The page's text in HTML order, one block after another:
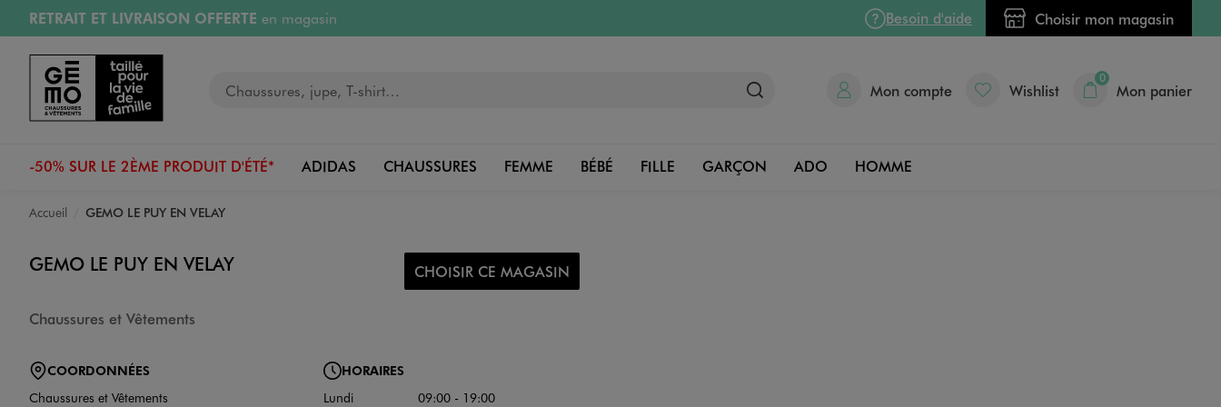
Aller au contenu principal
Aller à la navigation
RETRAIT ET LIVRAISON OFFERTE en magasin
Retours OFFERTSpendant 30 jours
PAYEZ EN 3x SANS FRAIS
dès 50€
RÉSERVATION GRATUITE
Besoin d'aide Choisir mon magasin
Mon compte Wishlist
0
Mon panier
-50% SUR LE 2ÈME PRODUIT D'ÉTÉ* ADIDAS CHAUSSURES FEMME BÉBÉ FILLE GARÇON ADO HOMME
Accueil GEMO LE PUY EN VELAY
GEMO LE PUY EN VELAY
Chaussures et Vêtements
CHOISIR CE MAGASIN
COORDONNÉES
Chaussures et Vêtements
HORAIRES
Lundi
09:00 - 19:00